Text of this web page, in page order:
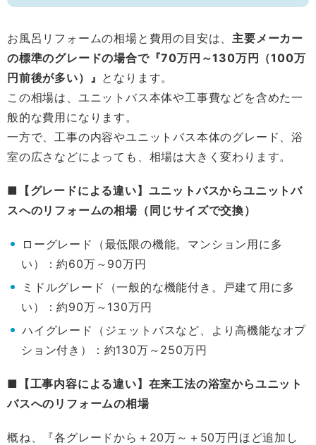
お風呂リフォームの相場と費用の目安は、 主要メーカー
の標準のグレードの場合で『70万円～130万円（100万
円前後が多い）』 となります。
この相場は、ユニットバス本体や工事費などを含めた一
般的な費用になります。
一方で、工事の内容やユニットバス本体のグレード、浴
室の広さなどによっても、相場は大きく変わります。
■【グレードによる違い】ユニットバスからユニットバ
スへのリフォームの相場（同じサイズで交換）
ローグレード（最低限の機能。マンション用に多
い）：約60万～90万円
ミドルグレード（一般的な機能付き。戸建て用に多
い）：約90万～130万円
ハイグレード（ジェットバスなど、より高機能なオプ
ション付き）：約130万～250万円
■【工事内容による違い】在来工法の浴室からユニット
バスへのリフォームの相場
概ね、『各グレードから＋20万～＋50万円ほど追加し